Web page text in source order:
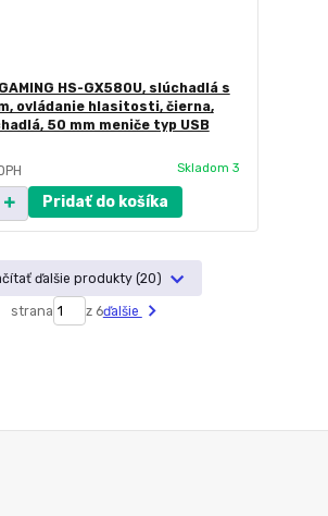
HS-GX580U, slúchadlá s
ovládanie hlasitosti, čierna,
50 mm meniče typ USB
Skladom 3
Pridať do košíka
ďalšie produkty (20)
strana z 6ďalšie